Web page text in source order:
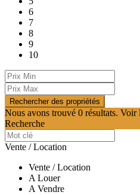
6
7
8
9
10
Nous avons trouvé 0 résultats. Voir
Recherche
Vente / Location
Vente / Location
A Louer
A Vendre